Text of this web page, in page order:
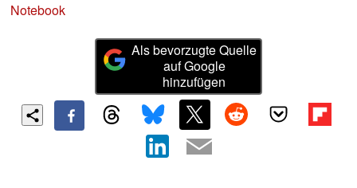
Notebook
Als bevorzugte Quelle
auf Google
hinzufügen